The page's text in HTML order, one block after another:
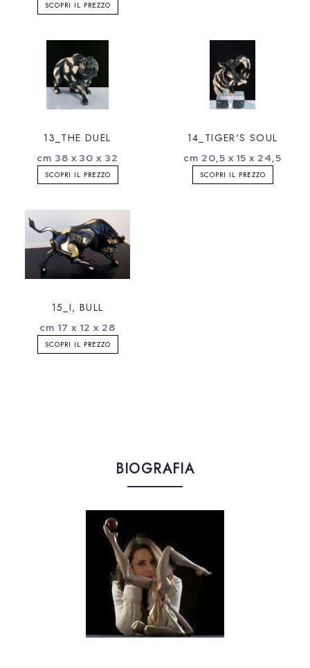
SCOPRI IL PREZZO
13_THE DUEL
cm 38 x 30 x 32
SCOPRI IL PREZZO
14_TIGER'S SOUL
cm 20,5 x 15 x 24,5
SCOPRI IL PREZZO
15_I, BULL
cm 17 x 12 x 28
SCOPRI IL PREZZO
BIOGRAFIA